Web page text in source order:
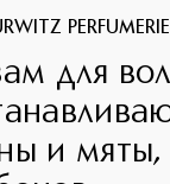
PERFUMERIE
для
и мяты,